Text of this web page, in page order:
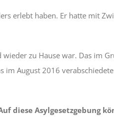
erlebt haben. Er hatte mit
zu Hause war. Das im
August 2016
diese Asylgesetzgebung